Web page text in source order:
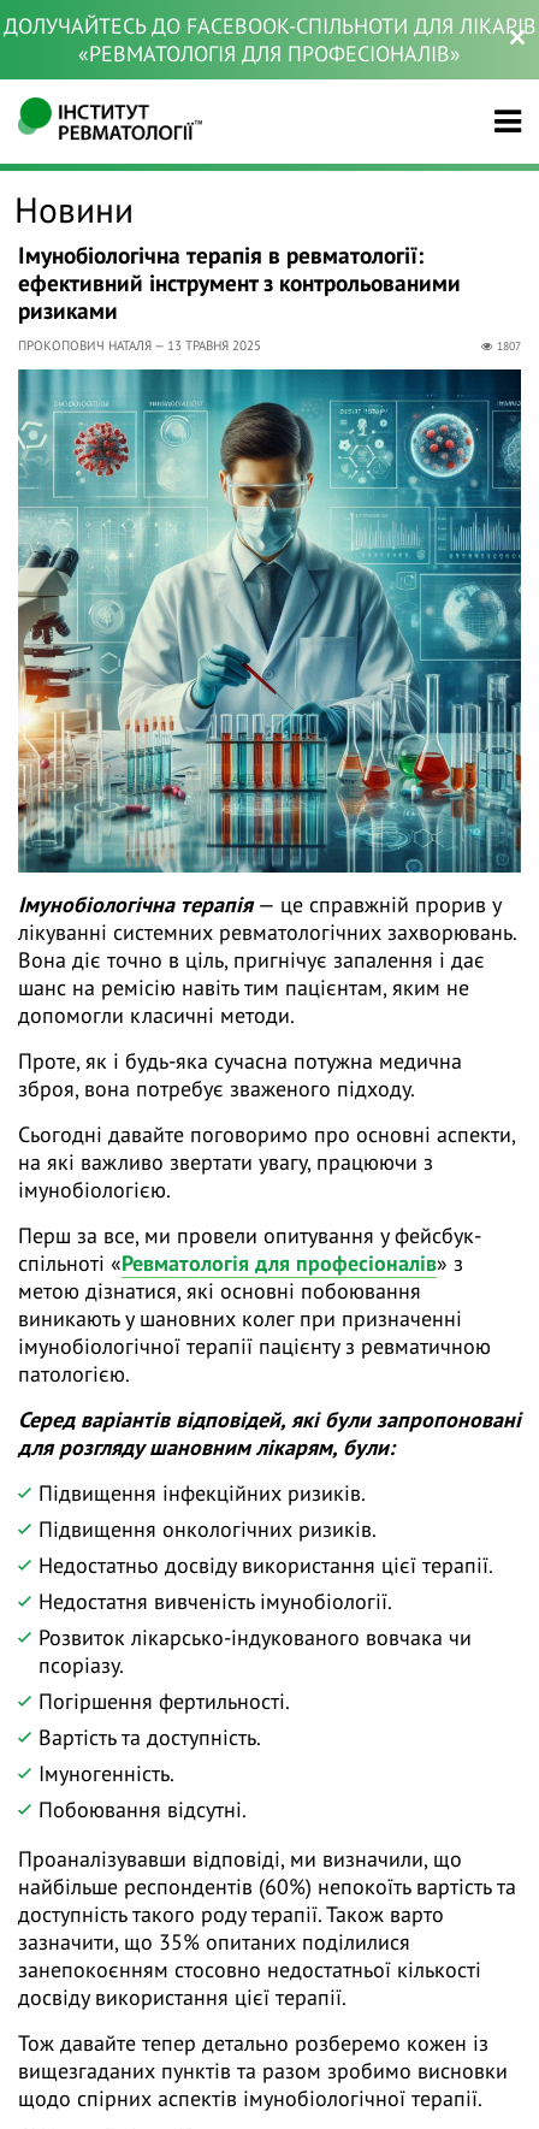
ДОЛУЧАЙТЕСЬ ДО FACEBOOK-СПІЛЬНОТИ ДЛЯ ЛІКАРІВ
«РЕВМАТОЛОГІЯ ДЛЯ ПРОФЕСІОНАЛІВ»
Новини
Імунобіологічна терапія в ревматології:
ефективний інструмент з контрольованими
ризиками
ПРОКОПОВИЧ НАТАЛЯ — 13 ТРАВНЯ 2025 1807
Імунобіологічна терапія— це справжній прорив у
лікуванні системних ревматологічних захворювань.
Вона діє точно в ціль, пригнічує запалення і дає
шанс на ремісію навіть тим пацієнтам, яким не
допомогли класичні методи.
Проте, як і будь-яка сучасна потужна медична
зброя, вона потребує зваженого підходу.
Сьогодні давайте поговоримо про основні аспекти,
на які важливо звертати увагу, працюючи з
імунобіологією.
Перш за все, ми провели опитування у фейсбук-
спільноті «Ревматологія для професіоналів» з
метою дізнатися, які основні побоювання
виникають у шановних колег при призначенні
імунобіологічної терапії пацієнту з ревматичною
патологією.
Серед варіантів відповідей, які були запропоновані
для розгляду шановним лікарям, були:
Підвищення інфекційних ризиків.
Підвищення онкологічних ризиків.
Недостатньо досвіду використання цієї терапії.
Недостатня вивченість імунобіології.
Розвиток лікарсько-індукованого вовчака чи
псоріазу.
Погіршення фертильності.
Вартість та доступність.
Імуногенність.
Побоювання відсутні.
Проаналізувавши відповіді, ми визначили, що
найбільше респондентів (60%) непокоїть вартість та
доступність такого роду терапії. Також варто
зазначити, що 35% опитаних поділилися
занепокоєнням стосовно недостатньої кількості
досвіду використання цієї терапії.
Тож давайте тепер детально розберемо кожен із
вищезгаданих пунктів та разом зробимо висновки
щодо спірних аспектів імунобіологічної терапії.